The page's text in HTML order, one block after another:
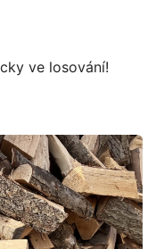
ve losování!